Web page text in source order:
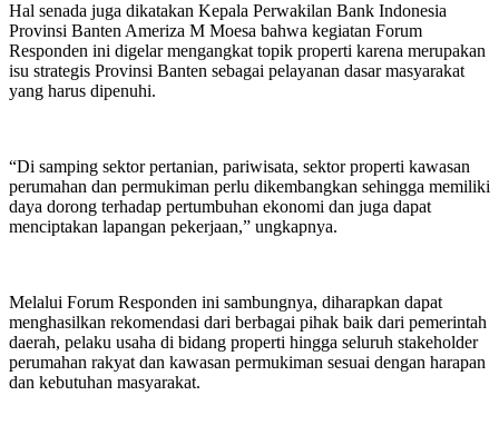
Hal senada juga dikatakan Kepala Perwakilan Bank Indonesia
Provinsi Banten Ameriza M Moesa bahwa kegiatan Forum
Responden ini digelar mengangkat topik properti karena merupakan
isu strategis Provinsi Banten sebagai pelayanan dasar masyarakat
yang harus dipenuhi.
“Di samping sektor pertanian, pariwisata, sektor properti kawasan
perumahan dan permukiman perlu dikembangkan sehingga memiliki
daya dorong terhadap pertumbuhan ekonomi dan juga dapat
menciptakan lapangan pekerjaan,” ungkapnya.
Melalui Forum Responden ini sambungnya, diharapkan dapat
menghasilkan rekomendasi dari berbagai pihak baik dari pemerintah
daerah, pelaku usaha di bidang properti hingga seluruh stakeholder
perumahan rakyat dan kawasan permukiman sesuai dengan harapan
dan kebutuhan masyarakat.